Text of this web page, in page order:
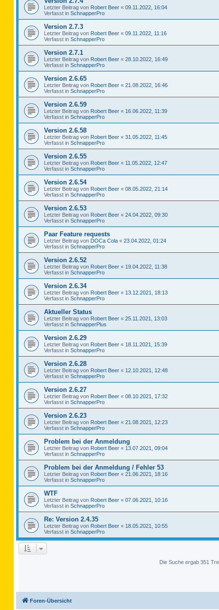
Letzter Beitrag von Robert Beer « 09.11.2022, 16:04
Verfasst in SchnapperPro
Version 2.7.3
Letzter Beitrag von Robert Beer « 09.11.2022, 11:16
Verfasst in SchnapperPro
Version 2.7.1
Letzter Beitrag von Robert Beer « 28.10.2022, 16:49
Verfasst in SchnapperPro
Version 2.6.65
Letzter Beitrag von Robert Beer « 21.08.2022, 16:46
Verfasst in SchnapperPro
Version 2.6.59
Letzter Beitrag von Robert Beer « 16.06.2022, 11:39
Verfasst in SchnapperPro
Version 2.6.58
Letzter Beitrag von Robert Beer « 31.05.2022, 11:45
Verfasst in SchnapperPro
Version 2.6.55
Letzter Beitrag von Robert Beer « 11.05.2022, 12:47
Verfasst in SchnapperPro
Version 2.6.54
Letzter Beitrag von Robert Beer « 08.05.2022, 21:14
Verfasst in SchnapperPro
Version 2.6.53
Letzter Beitrag von Robert Beer « 24.04.2022, 09:30
Verfasst in SchnapperPro
Paar Feature requests
Letzter Beitrag von DOCa Cola « 23.04.2022, 01:24
Verfasst in SchnapperPro
Version 2.6.52
Letzter Beitrag von Robert Beer « 19.04.2022, 11:38
Verfasst in SchnapperPro
Version 2.6.34
Letzter Beitrag von Robert Beer « 13.12.2021, 18:13
Verfasst in SchnapperPro
Aktueller Status
Letzter Beitrag von Robert Beer « 25.11.2021, 13:03
Verfasst in SchnapperPlus
Version 2.6.29
Letzter Beitrag von Robert Beer « 18.11.2021, 15:39
Verfasst in SchnapperPro
Version 2.6.28
Letzter Beitrag von Robert Beer « 12.10.2021, 12:48
Verfasst in SchnapperPro
Version 2.6.27
Letzter Beitrag von Robert Beer « 08.10.2021, 17:32
Verfasst in SchnapperPro
Version 2.6.23
Letzter Beitrag von Robert Beer « 21.08.2021, 12:23
Verfasst in SchnapperPro
Problem bei der Anmeldung
Letzter Beitrag von Robert Beer « 13.07.2021, 09:04
Verfasst in SchnapperPro
Problem bei der Anmeldung / Fehler 53
Letzter Beitrag von Robert Beer « 21.06.2021, 18:16
Verfasst in SchnapperPro
WTF
Letzter Beitrag von Robert Beer « 07.06.2021, 10:16
Verfasst in SchnapperPro
Re: Version 2.4.35
Letzter Beitrag von Robert Beer « 18.05.2021, 10:55
Verfasst in SchnapperPro
Die Suche ergab 351
Foren-Übersicht